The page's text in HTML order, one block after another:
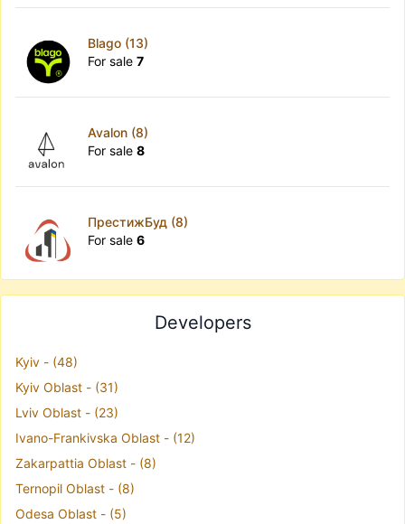
Blago (13)
For sale 7
Avalon (8)
For sale 8
ПрестижБуд (8)
For sale 6
Developers
Kyiv - (48)
Kyiv Oblast - (31)
Lviv Oblast - (23)
Ivano-Frankivska Oblast - (12)
Zakarpattia Oblast - (8)
Ternopil Oblast - (8)
Odesa Oblast - (5)